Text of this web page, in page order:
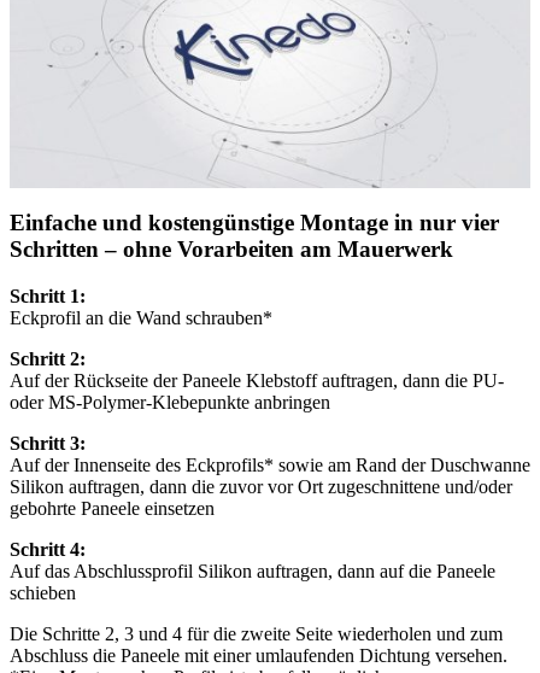
Einfache und kostengünstige Montage in nur vier
Schritten – ohne Vorarbeiten am Mauerwerk
Schritt 1:
Eckprofil an die Wand schrauben*
Schritt 2:
Auf der Rückseite der Paneele Klebstoff auftragen, dann die PU-
oder MS-Polymer-Klebepunkte anbringen
Schritt 3:
Auf der Innenseite des Eckprofils* sowie am Rand der Duschwanne
Silikon auftragen, dann die zuvor vor Ort zugeschnittene und/oder
gebohrte Paneele einsetzen
Schritt 4:
Auf das Abschlussprofil Silikon auftragen, dann auf die Paneele
schieben
Die Schritte 2, 3 und 4 für die zweite Seite wiederholen und zum
Abschluss die Paneele mit einer umlaufenden Dichtung versehen.